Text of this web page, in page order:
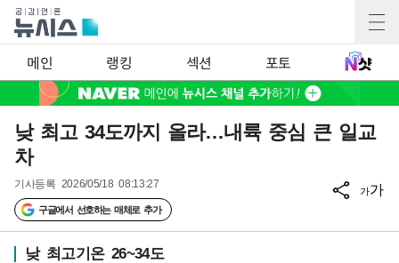
메인 랭킹 섹션 포토
낮 최고 34도까지 올라…내륙 중심 큰 일교
차
기사등록 2026/05/18 08:13:27
구글에서 선호하는 매체로 추가
가가
낮 최고기온 26~34도